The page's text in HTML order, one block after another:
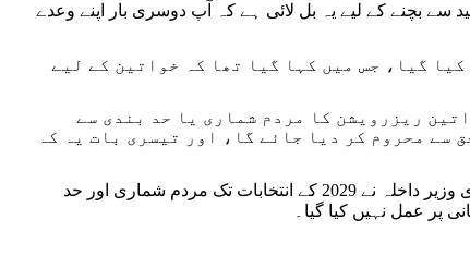
2024 کے انتخابات کے دوران اس تنقید سے بچنے کے لیے یہ بل لائی ہے کہ آپ دوسری بار اپنے وعدے
کے طور پر پیش کیا گیا، جس میں کہا گیا تھا کہ خواتین کے لیے
ریزرویشن کا مردم شماری یا حد بندی سے
کے حق سے محروم کر دیا جائے گا، اور تیسری بات یہ کہ
پارلیامنٹ میں اپوزیشن جماعتوں نے ان میں سے کئی موضوع اٹھائے۔ آپ نے اور مرکزی وزیر داخلہ نے 2029 کے انتخابات تک مردم شماری اور حد
پر عمل نہیں کیا گیا۔